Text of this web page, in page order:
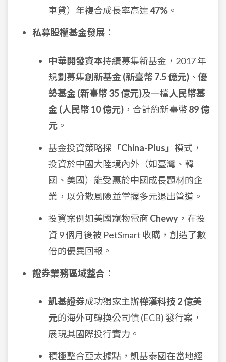
車貸）年複合成長率高達47% 。
私募股權基金發展 ：
中華開發資本持續募集新基金，2017 年
規劃募集創新基金 (新臺幣 7.5 億元) 、 優
勢基金 (新臺幣 35 億元)及一檔人民幣基
金 (人民幣 10 億元) ，合計約新臺幣89 億
元 。
基金投資策略採 「China-Plus」 模式，
投資於中國大陸境內外（如臺灣、韓
國、美國）能受惠於中國成長題材的企
業，以分散風險並掌握多元退出管道。
投資案例如美國寵物電商 Chewy ，在投
資 9 個月後被 PetSmart 收購，創造了數
倍的優異回報。
證券業務區域整合 ：
凱基證券成功獨家主辦樺漢科技 2 億美
元的海外可轉換公司債 (ECB) 發行案，
展現其國際投行實力。
積極整合亞太據點，凱基泰國在當地經